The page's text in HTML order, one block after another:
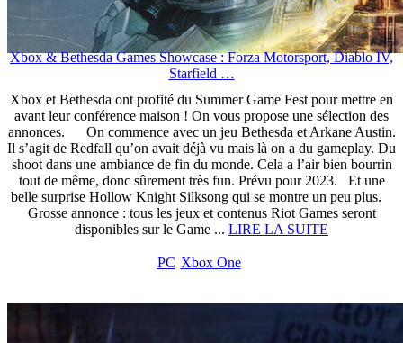
Xbox & Bethesda Games Showcase : Forza Motorsport, Diablo IV,
Starfield …
Xbox et Bethesda ont profité du Summer Game Fest pour mettre en
avant leur conférence maison ! On vous propose une sélection des
annonces. On commence avec un jeu Bethesda et Arkane Austin.
Il s’agit de Redfall qu’on avait déjà vu mais là on a du gameplay. Du
shoot dans une ambiance de fin du monde. Cela a l’air bien bourrin
tout de même, donc sûrement très fun. Prévu pour 2023. Et une
belle surprise Hollow Knight Silksong qui se montre un peu plus.
Grosse annonce : tous les jeux et contenus Riot Games seront
disponibles sur le Game ... LIRE LA SUITE
PC Xbox One